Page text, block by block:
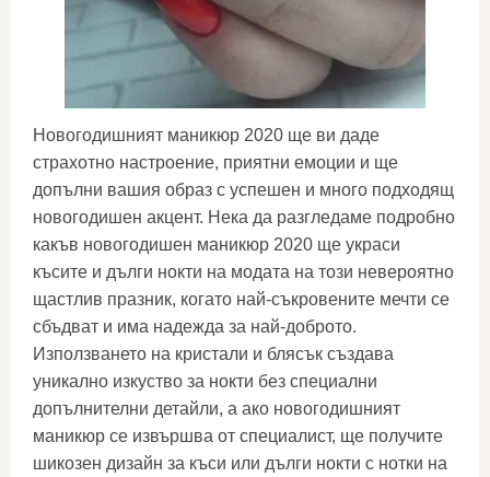
Новогодишният маникюр 2020 ще ви даде
страхотно настроение, приятни емоции и ще
допълни вашия образ с успешен и много подходящ
новогодишен акцент. Нека да разгледаме подробно
какъв новогодишен маникюр 2020 ще украси
късите и дълги нокти на модата на този невероятно
щастлив празник, когато най-съкровените мечти се
сбъдват и има надежда за най-доброто.
Използването на кристали и блясък създава
уникално изкуство за нокти без специални
допълнителни детайли, а ако новогодишният
маникюр се извършва от специалист, ще получите
шикозен дизайн за къси или дълги нокти с нотки на